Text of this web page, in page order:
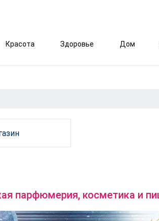
Красота Здоровье Дом
парфюмерия, косметика и